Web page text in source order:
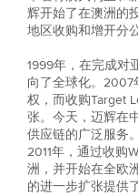
辉开始了在澳洲的
地区收购和增开分
1999年，在完成对
向了全球化。2007
权，而收购Target
张。今天，迈辉在
供应链的广泛服务。
2011年，通过收购
洲，并开始在全欧
的进一步扩张提供